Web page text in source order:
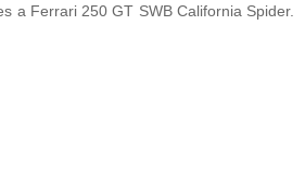
a Ferrari 250 GT SWB California Spider.